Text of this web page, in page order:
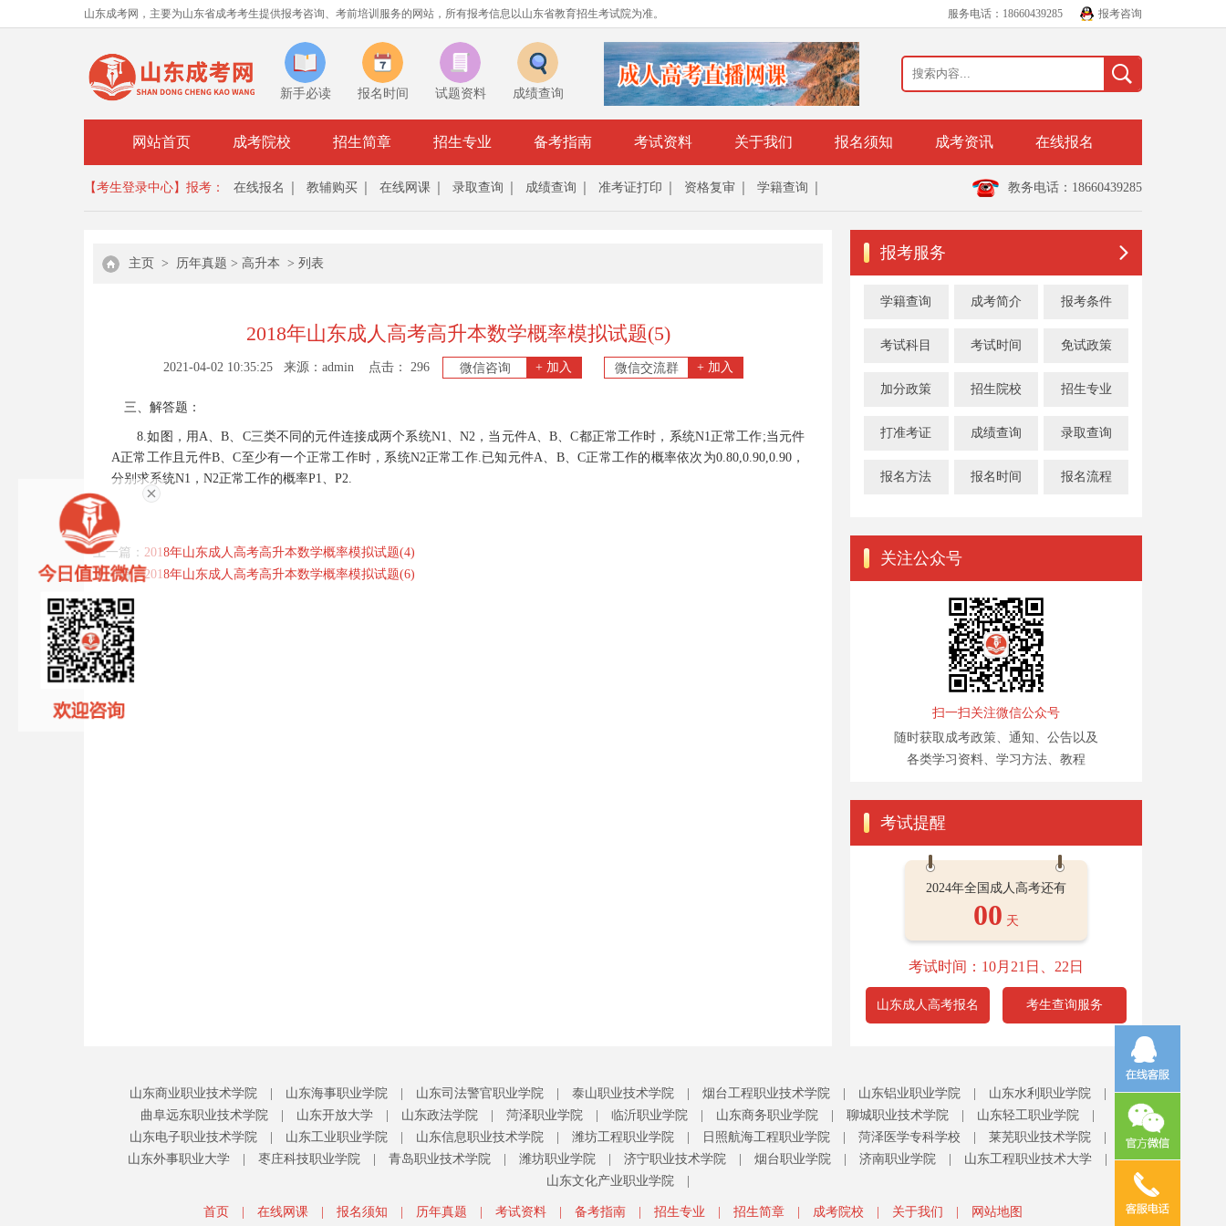
山东成考网，主要为山东省成考考生提供报考咨询、考前培训服务的网站，所有报考信息以山东省教育招生考试院为准。 服务电话：18660439285 报考咨询
新手必读 报名时间 试题资料 成绩查询
网站首页 成考院校 招生简章 招生专业 备考指南 考试资料 关于我们 报名须知 成考资讯 在线报名
【考生登录中心】 报考： 在线报名 教辅购买 在线网课 录取查询 成绩查询 准考证打印 资格复审 学籍查询 教务电话：18660439285
主页 > 历年真题 > 高升本 > 列表
2018年山东成人高考高升本数学概率模拟试题(5)
2021-04-02 10:35:25 来源：admin 点击： 296 微信咨询 + 加入 微信交流群 + 加入
三、解答题：
8.如图，用A、B、C三类不同的元件连接成两个系统N1、N2，当元件A、B、C都正常工作时，系统N1正常工作;当元件
A正常工作且元件B、C至少有一个正常工作时，系统N2正常工作.已知元件A、B、C正常工作的概率依次为0.80,0.90,0.90，
分别求系统N1，N2正常工作的概率P1、P2.
上一篇： 2018年山东成人高考高升本数学概率模拟试题(4)
下一篇：2018年山东成人高考高升本数学概率模拟试题(6)
报考服务
学籍查询 成考简介 报考条件
考试科目 考试时间 免试政策
加分政策 招生院校 招生专业
打准考证 成绩查询 录取查询
报名方法 报名时间 报名流程
关注公众号
扫一扫关注微信公众号
随时获取成考政策、通知、公告以及
各类学习资料、学习方法、教程
考试提醒
2024年全国成人高考还有
00 天
考试时间：10月21日、22日
山东成人高考报名 考生查询服务
山东商业职业技术学院 山东海事职业学院 山东司法警官职业学院 泰山职业技术学院 烟台工程职业技术学院 山东铝业职业学院 山东水利职业学院
曲阜远东职业技术学院
山东开放大学 山东政法学院 菏泽职业学院 临沂职业学院 山东商务职业学院 聊城职业技术学院 山东轻工职业学院
山东电子职业技术学院
山东工业职业学院 山东信息职业技术学院 潍坊工程职业学院 日照航海工程职业学院 菏泽医学专科学校 莱芜职业技术学院
山东外事职业大学
枣庄科技职业学院 青岛职业技术学院 潍坊职业学院 济宁职业技术学院 烟台职业学院 济南职业学院 山东工程职业技术大学
山东文化产业职业学院
首页 在线网课 报名须知 历年真题 考试资料 备考指南 招生专业 招生简章 成考院校 关于我们 网站地图